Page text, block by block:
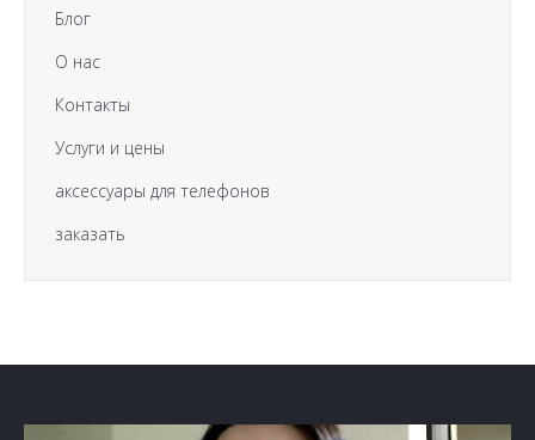
Блог
О нас
Контакты
Услуги и цены
аксессуары для телефонов
заказать